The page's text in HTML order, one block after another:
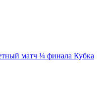
матч ¼ финала Кубка